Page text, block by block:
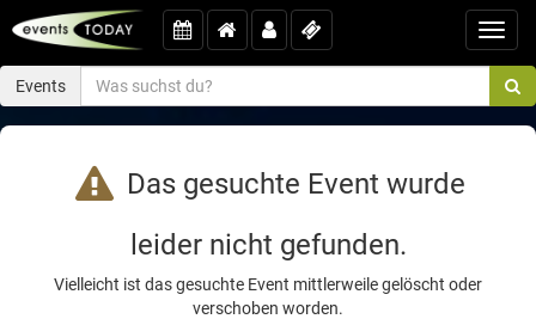
Events
Das gesuchte Event wurde
leider nicht gefunden.
Vielleicht ist das gesuchte Event mittlerweile gelöscht oder
verschoben worden.